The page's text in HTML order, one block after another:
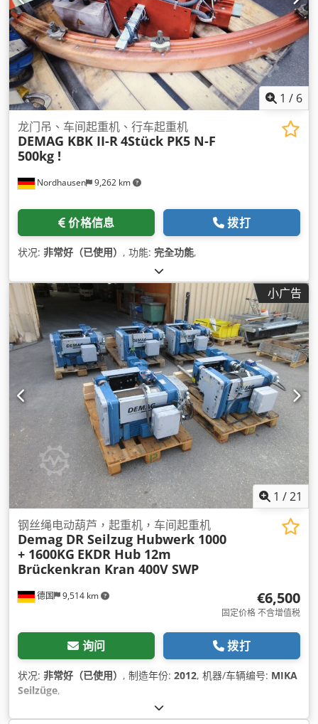
1 / 6
Nordhausen 9,262 km
龙门吊、车间起重机、行车起重机
DEMAG KBK II-R4Stück PK5 N-F
500kg !
价格信息 拨打
状况: 非常好（已使用） , 功能: 完全功能,
小广告
1 /21
德国 9,514 km
钢丝绳电动葫芦，起重机，车间起重机
Demag DR Seilzug Hubwerk 1000
+ 1600KG EKDR Hub 12m
Brückenkran Kran 400V SWP
€6,500
固定价格 不含增值税
询问 拨打
状况: 非常好（已使用） , 制造年份: 2012, 机器/车辆编号: MIKA
Seilzüge,